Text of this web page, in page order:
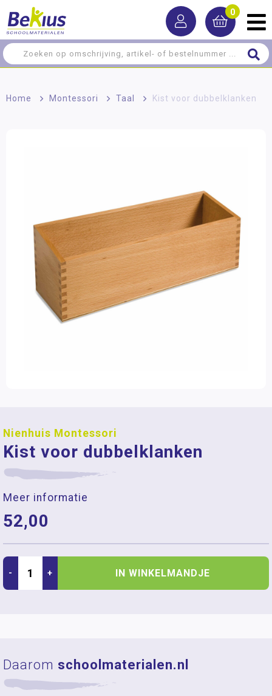
0
Home > Montessori > Taal > Kist voor dubbelklanken
Nienhuis Montessori
Kist voor dubbelklanken
Meer informatie
52,00
- + IN WINKELMANDJE
Daarom schoolmaterialen.nl